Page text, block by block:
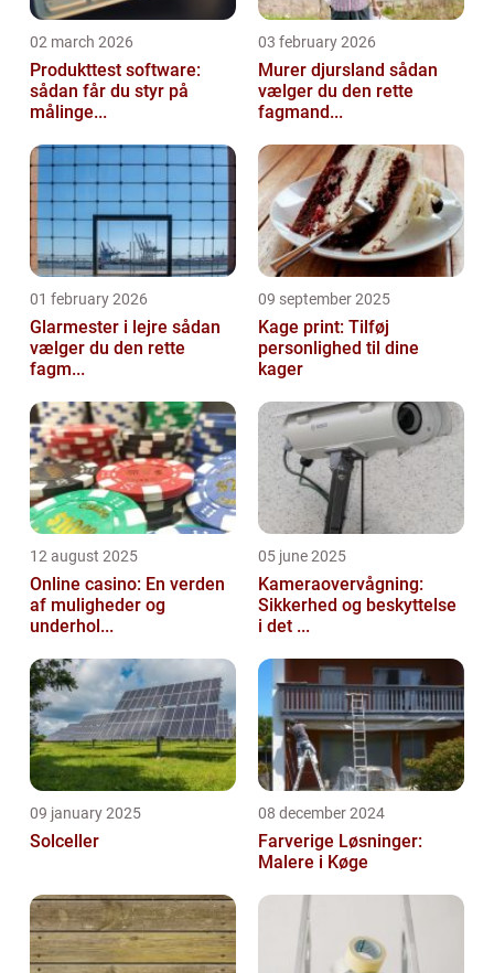
02 march 2026
Produkttest software:
sådan får du styr på
målinge...
03 february 2026
Murer djursland sådan
vælger du den rette
fagmand...
01 february 2026
Glarmester i lejre sådan
vælger du den rette
fagm...
09 september 2025
Kage print: Tilføj
personlighed til dine
kager
12 august 2025
Online casino: En verden
af muligheder og
underhol...
05 june 2025
Kameraovervågning:
Sikkerhed og beskyttelse
i det ...
09 january 2025
Solceller
08 december 2024
Farverige Løsninger:
Malere i Køge